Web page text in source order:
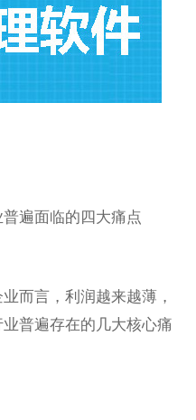
遍面临的四大痛点
言，利润越来越薄，
普遍存在的几大核心痛